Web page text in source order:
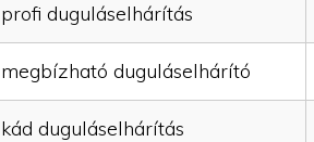
profi duguláselhárítás
megbízható duguláselhárító
kád duguláselhárítás